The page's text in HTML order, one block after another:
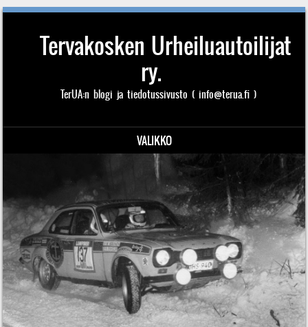
Tervakosken Urheiluautoilijat
ry.
TerUA:n blogi ja tiedotussivusto ( info@terua.fi )
VALIKKO